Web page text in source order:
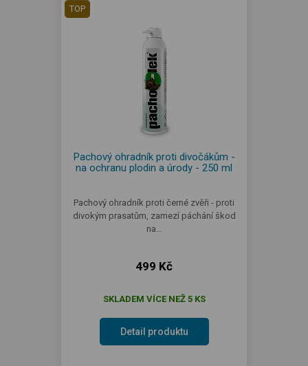
TOP
Pachový ohradník proti divočákům -
na ochranu plodin a úrody - 250 ml
Pachový ohradník proti černé zvěři - proti
divokým prasatům, zamezí páchání škod
na…
499 Kč
SKLADEM VÍCE NEŽ 5 KS
Detail produktu